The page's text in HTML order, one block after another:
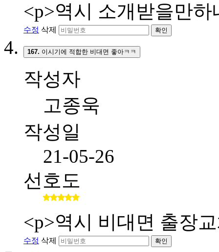
<p>역시 소개받을만하
수정 삭제 확인
167. 이시기에 적합한 비대면 좋아ㅋㅋ
작성자
고종욱
작성일
21-05-26
선호도
<p>역시 비대면 출장
수정 삭제 확인